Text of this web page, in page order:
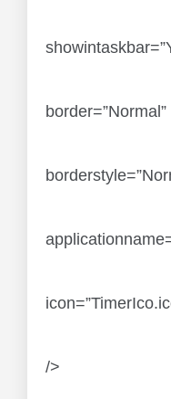
border=”Normal”
/>